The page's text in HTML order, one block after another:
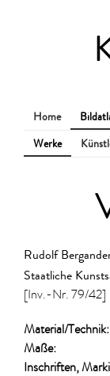
Home
Werke
Rudolf
Staatliche
[Inv.-Nr. 79/42]
Material/​Technik:
Maße:
Inschriften,